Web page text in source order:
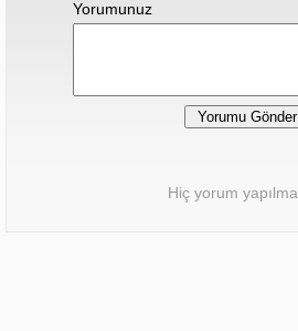
Yorumunuz
Hiç yorum